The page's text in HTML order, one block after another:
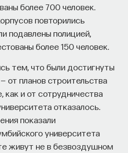
более 700 человек.
повторились
подавлены полицией,
более 150 человек.
тем, что были достигнуты
от планов строительства
как и от сотрудничества
отказалось.
показали
университета
живут не в безвоздушном